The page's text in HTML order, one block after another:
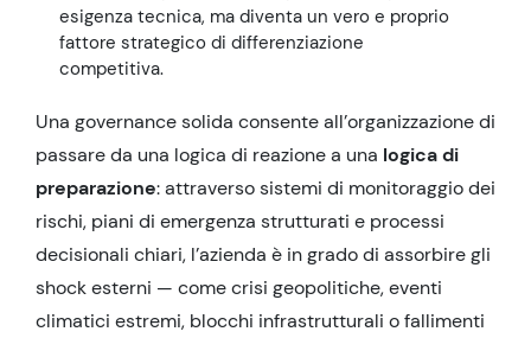
esigenza tecnica, ma diventa un vero e proprio
fattore strategico di differenziazione
competitiva.
Una governance solida consente all’organizzazione di
passare da una logica di reazione a una logica di
preparazione: attraverso sistemi di monitoraggio dei
rischi, piani di emergenza strutturati e processi
decisionali chiari, l’azienda è in grado di assorbire gli
shock esterni — come crisi geopolitiche, eventi
climatici estremi, blocchi infrastrutturali o fallimenti